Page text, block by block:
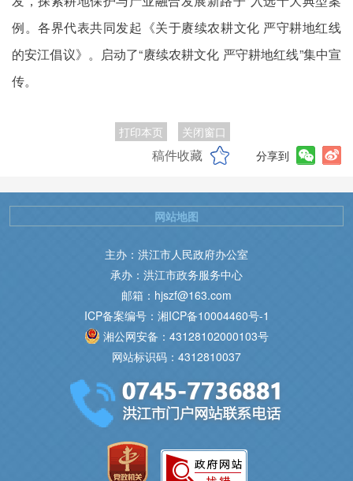
例。各界代表共同发起《关于赓续农耕文化 严守耕地红线
的安江倡议》。启动了“赓续农耕文化 严守耕地红线”集中宣
传。
打印本页 关闭窗口
稿件收藏 分享到
主办：洪江市人民政府办公室
承办：洪江市政务服务中心
邮箱：hjszf@163.com
ICP备案编号：湘ICP备10004460号-1
湘公网安备：43128102000103号
网站标识码：4312810037
网站地图